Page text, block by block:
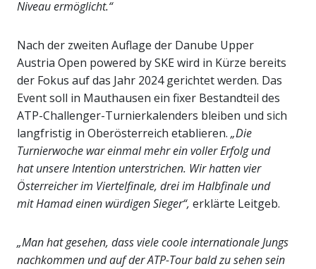
Niveau ermöglicht.“
Nach der zweiten Auflage der Danube Upper
Austria Open powered by SKE wird in Kürze bereits
der Fokus auf das Jahr 2024 gerichtet werden. Das
Event soll in Mauthausen ein fixer Bestandteil des
ATP-Challenger-Turnierkalenders bleiben und sich
langfristig in Oberösterreich etablieren. „Die
Turnierwoche war einmal mehr ein voller Erfolg und
hat unsere Intention unterstrichen. Wir hatten vier
Österreicher im Viertelfinale, drei im Halbfinale und
mit Hamad einen würdigen Sieger“, erklärte Leitgeb.
„Man hat gesehen, dass viele coole internationale Jungs
nachkommen und auf der ATP-Tour bald zu sehen sein